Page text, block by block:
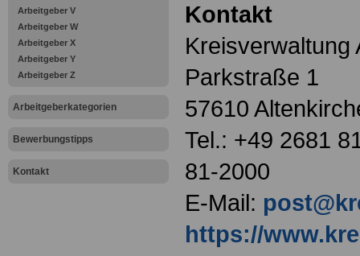
Arbeitgeber V
Arbeitgeber W
Arbeitgeber X
Arbeitgeber Y
Arbeitgeber Z
Arbeitgeberkategorien
Bewerbungstipps
Kontakt
Kontakt
Kreisverwaltung
Parkstraße 1
57610
Tel.: +49 2681
81-2000
E-Mail:
https://